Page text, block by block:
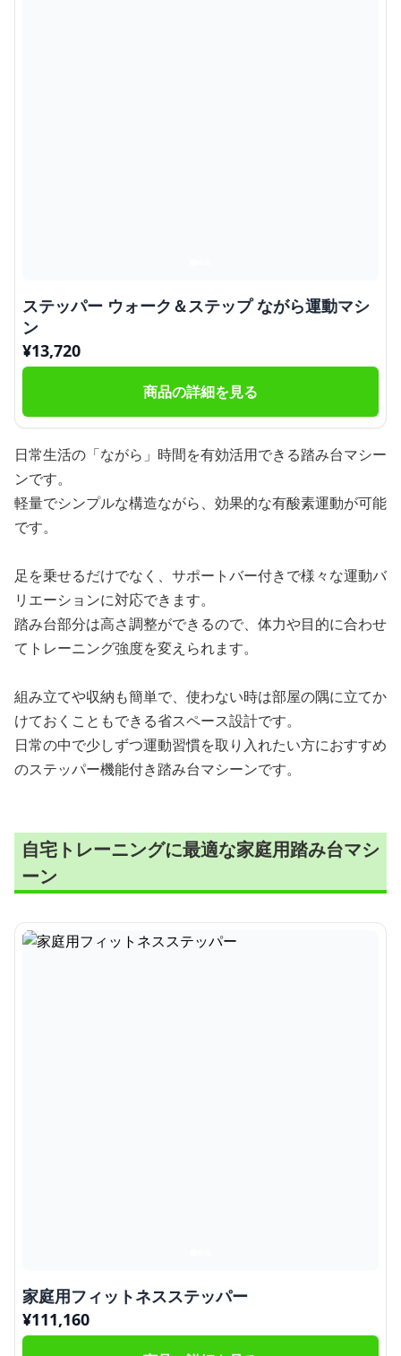
ステッパー ウォーク＆ステップ ながら運動マシ
ン
¥13,720
商品の詳細を見る
日常生活の「ながら」時間を有効活用できる踏み台マシー
ンです。
軽量でシンプルな構造ながら、効果的な有酸素運動が可能
です。
足を乗せるだけでなく、サポートバー付きで様々な運動バ
リエーションに対応できます。
踏み台部分は高さ調整ができるので、体力や目的に合わせ
てトレーニング強度を変えられます。
組み立てや収納も簡単で、使わない時は部屋の隅に立てか
けておくこともできる省スペース設計です。
日常の中で少しずつ運動習慣を取り入れたい方におすすめ
のステッパー機能付き踏み台マシーンです。
自宅トレーニングに最適な家庭用踏み台マシ
ーン
家庭用フィットネスステッパー
¥111,160